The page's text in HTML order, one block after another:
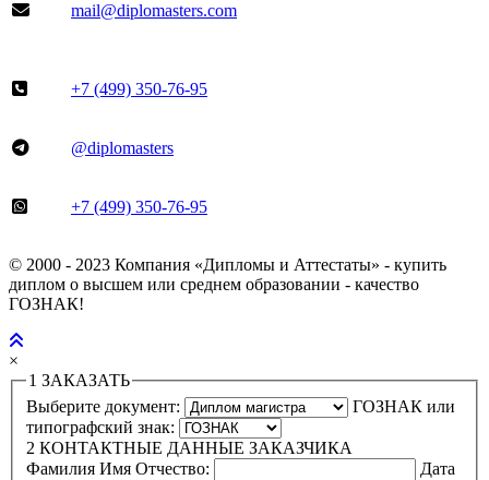
mail@diplomasters.com
+7 (499) 350-76-95
@diplomasters
+7 (499) 350-76-95
© 2000 - 2023 Компания «Дипломы и Аттестаты» - купить
диплом о высшем или среднем образовании - качество
ГОЗНАК!
×
1 ЗАКАЗАТЬ
Выберите документ:
ГОЗНАК или
типографский знак:
2 КОНТАКТНЫЕ ДАННЫЕ ЗАКАЗЧИКА
Фамилия Имя Отчество:
Дата